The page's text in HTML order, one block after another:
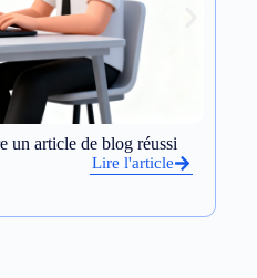
un article de blog réussi
Lire l'article